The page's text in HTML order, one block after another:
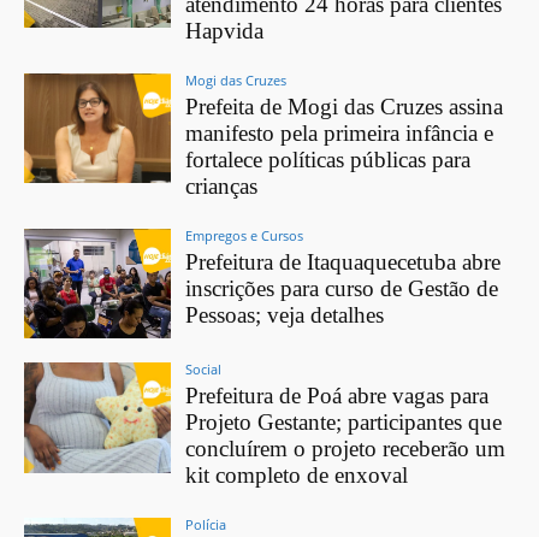
Hapvida
Mogi das Cruzes
Prefeita de Mogi das Cruzes assina
manifesto pela primeira infância e
fortalece políticas públicas para
crianças
Empregos e Cursos
Prefeitura de Itaquaquecetuba abre
inscrições para curso de Gestão de
Pessoas; veja detalhes
Social
Prefeitura de Poá abre vagas para
Projeto Gestante; participantes que
concluírem o projeto receberão um
kit completo de enxoval
Polícia